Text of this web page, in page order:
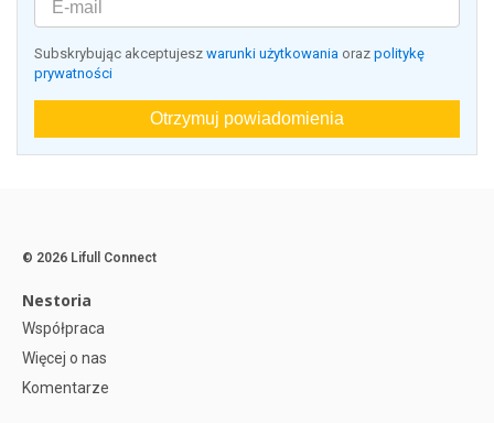
Subskrybując akceptujesz warunki użytkowania oraz politykę
prywatności
Otrzymuj powiadomienia
© 2026 Lifull Connect
Nestoria
Współpraca
Więcej o nas
Komentarze